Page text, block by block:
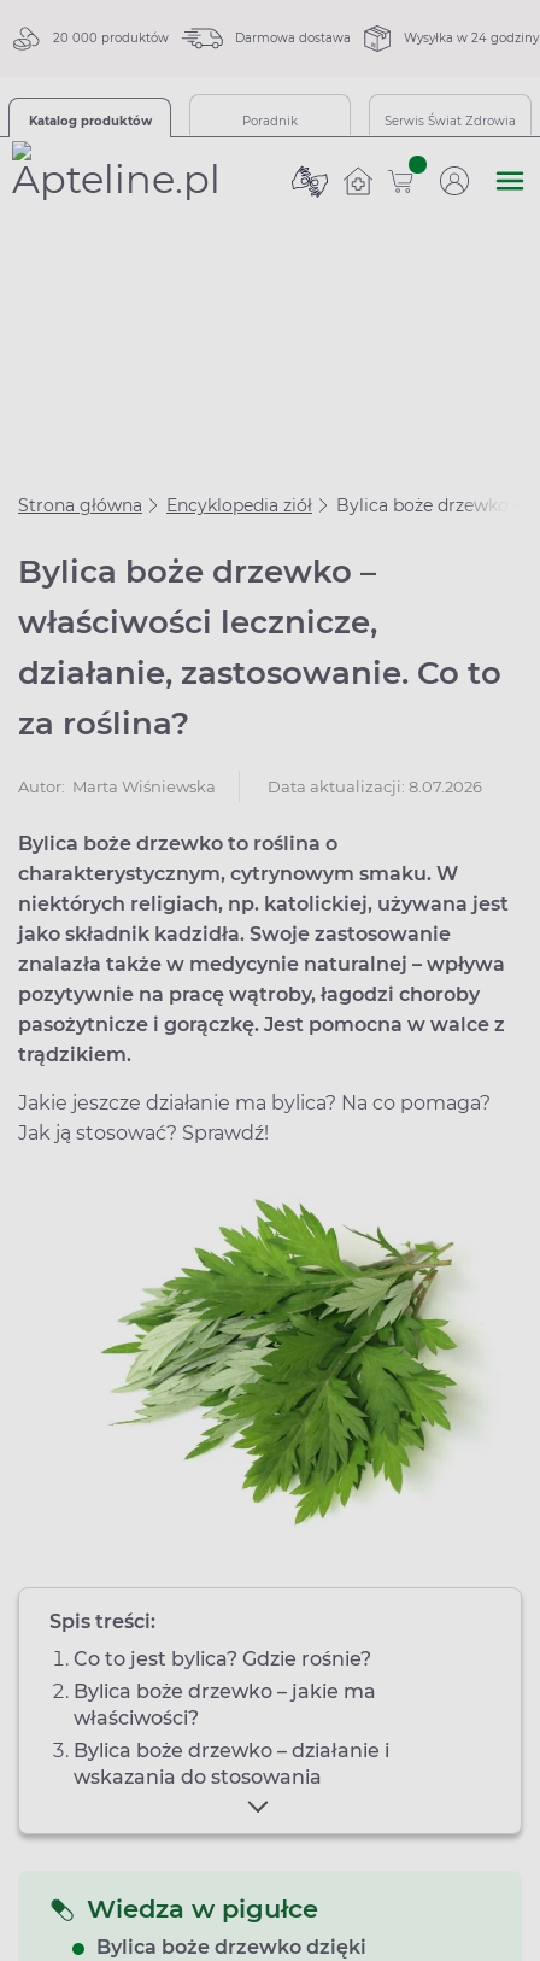
20 000 produktów Darmowa dostawa Wysyłka w 24 godziny
Katalog produktów Poradnik Serwis Świat Zdrowia
sztuk
Strona główna Encyklopedia ziół Bylica boże drzewko –
Bylica boże drzewko –
właściwości lecznicze,
działanie, zastosowanie. Co to
za roślina?
Autor: Marta Wiśniewska Data aktualizacji: 8.07.2026
Bylica boże drzewko to roślina o
charakterystycznym, cytrynowym smaku. W
niektórych religiach, np. katolickiej, używana jest
jako składnik kadzidła. Swoje zastosowanie
znalazła także w medycynie naturalnej – wpływa
pozytywnie na pracę wątroby, łagodzi choroby
pasożytnicze i gorączkę. Jest pomocna w walce z
trądzikiem.
Jakie jeszcze działanie ma bylica? Na co pomaga?
Jak ją stosować? Sprawdź!
Spis treści:
Co to jest bylica? Gdzie rośnie?
Bylica boże drzewko – jakie ma
właściwości?
Bylica boże drzewko – działanie i
wskazania do stosowania
Wiedza w pigułce
Bylica boże drzewko dzięki